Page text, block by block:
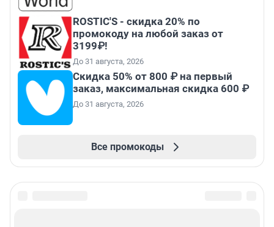
ROSTIC'S - скидка 20% по
промокоду на любой заказ от
3199₽!
До 31 августа, 2026
Скидка 50% от 800 ₽ на первый
заказ, максимальная скидка 600 ₽
До 31 августа, 2026
Все промокоды